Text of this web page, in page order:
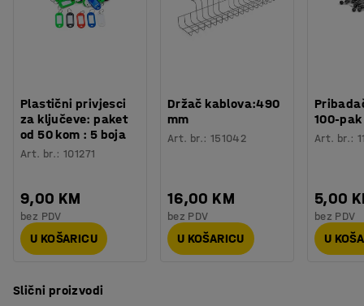
Plastični privjesci
za ključeve: paket
od 50 kom : 5 boja
Art. br.:101271
9,00 KM
bez PDV
U KOŠARICU
Držač kablova:490
mm
Art. br.: 151042
16,00 KM
bez PDV
U KOŠARICU
100-pak
Art. br.:
5,00
bez PDV
U
Slični proizvodi